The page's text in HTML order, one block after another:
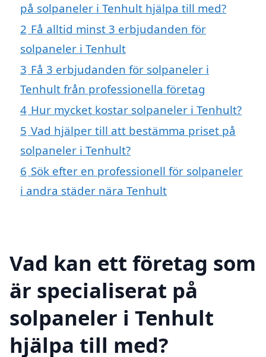
på solpaneler i Tenhult hjälpa till med?
2 Få alltid minst 3 erbjudanden för
solpaneler i Tenhult
3 Få 3 erbjudanden för solpaneler i
Tenhult från professionella företag
4 Hur mycket kostar solpaneler i Tenhult?
5 Vad hjälper till att bestämma priset på
solpaneler i Tenhult?
6 Sök efter en professionell för solpaneler
i andra städer nära Tenhult
Vad kan ett företag som
är specialiserat på
solpaneler i Tenhult
hjälpa till med?